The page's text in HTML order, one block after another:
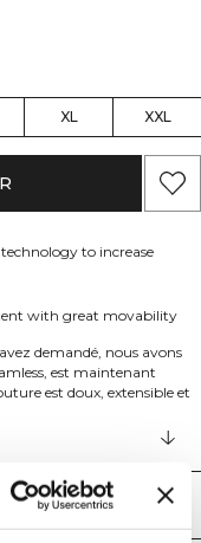
XL XXL
to increase
with great movability
demandé, nous avons
est maintenant
est doux, extensible et
et les hauts dans plusieurs
de vêtements
types d'entraînements
avec la dernière
votre entraînement.
durable, le logo ICIW et la